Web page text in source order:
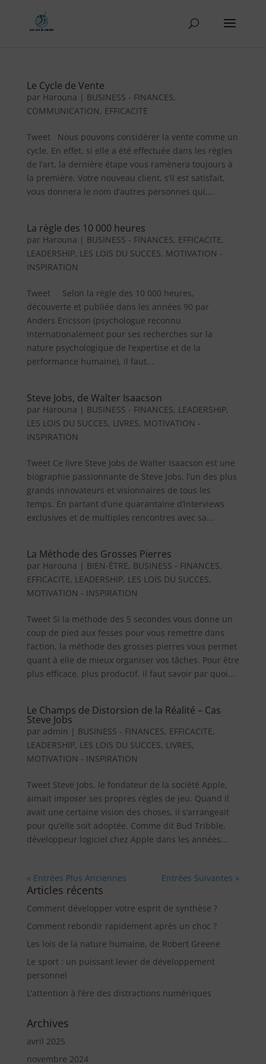
Le Cycle de Vente
par Harouna | BUSINESS - FINANCES,
COMMUNICATION, EFFICACITE
Tweet Nous pouvons considérer la vente comme un
cycle. En effet, si elle a été effectuée dans les règles
de l’art, la dernière étape vous ramènera toujours à
la première. Votre nouveau client, s’il est satisfait,
vous donnera le nom d’autres personnes qui,...
La règle des 10 000 heures
par Harouna | BUSINESS - FINANCES, EFFICACITE,
LEADERSHIP, LES LOIS DU SUCCES, MOTIVATION -
INSPIRATION
Tweet Selon la règle des 10 000 heures,
découverte et publiée dans les années 90 par
Anders Ericsson (psychologue reconnu
internationalement pour ses recherches sur la
nature psychologique de l’expertise et de la
performance humaine), il faut...
Steve Jobs, de Walter Isaacson
par Harouna | BUSINESS - FINANCES, LEADERSHIP,
LES LOIS DU SUCCES, LIVRES, MOTIVATION -
INSPIRATION
Tweet Ce livre Steve Jobs de Walter Isaacson est une
biographie passionnante de Steve Jobs, l’un des plus
grands innovateurs et visionnaires de tous les
temps. En partant d’une quarantaine d’interviews
exclusives et de multiples rencontres avec sa...
La Méthode des Grosses Pierres
par Harouna | BIEN-ÊTRE, BUSINESS - FINANCES,
EFFICACITE, LEADERSHIP, LES LOIS DU SUCCES,
MOTIVATION - INSPIRATION
Tweet Si la méthode des 5 secondes vous donne un
coup de pied aux fesses pour vous remettre dans
l’action, la méthode des grosses pierres vous permet
quant à elle de mieux organiser vos tâches. Pour être
plus efficace, plus productif, il faut savoir par quoi...
Le Champs de Distorsion de la Réalité – Cas
Steve Jobs
par admin | BUSINESS - FINANCES, EFFICACITE,
LEADERSHIP, LES LOIS DU SUCCES, LIVRES,
MOTIVATION - INSPIRATION
Tweet Steve Jobs, le fondateur de la société Apple,
aimait imposer ses propres règles de jeu. Quand il
avait une certaine vision des choses, il s’arrangeait
pour qu’elle soit adoptée. Comme dit Bud Tribble,
développeur logiciel chez Apple dans les années...
« Entrées Plus Anciennes Entrées Suivantes »
Articles récents
Comment développer votre esprit de synthèse ?
Comment rebondir rapidement après un choc ?
Les lois de la nature humaine, de Robert Greene
Le sport : un puissant levier de développement
personnel
L’attention à l’ère des distractions numériques
Archives
avril 2025
novembre 2024